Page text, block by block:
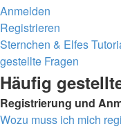
Anmelden
Registrieren
Sternchen & Elfes
gestellte Fragen
Häufig
Registrierung und
Wozu muss ich mich